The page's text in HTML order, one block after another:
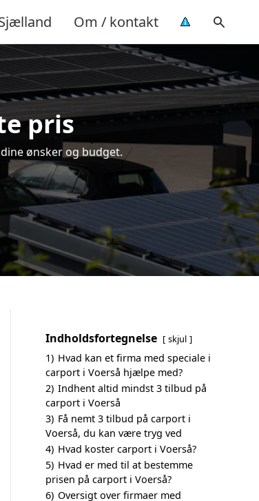
Om / kontakt
pris
ønsker og budget.
Indholdsfortegnelse skjul
1) Hvad kan et firma med speciale i
carport i Voerså hjælpe med?
2) Indhent altid mindst 3 tilbud på
carport i Voerså
3) Få nemt 3 tilbud på carport i
Voerså, du kan være tryg ved
4) Hvad koster carport i Voerså?
5) Hvad er med til at bestemme
prisen på carport i Voerså?
6) Oversigt over firmaer med